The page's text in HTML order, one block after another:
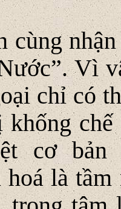
cùng
Vì
chỉ có
khống
cơ
hoá là